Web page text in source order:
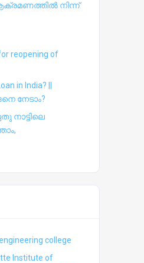
നിന്ന്
reopening of
in India? ||
നേടാം?
college
Institute of